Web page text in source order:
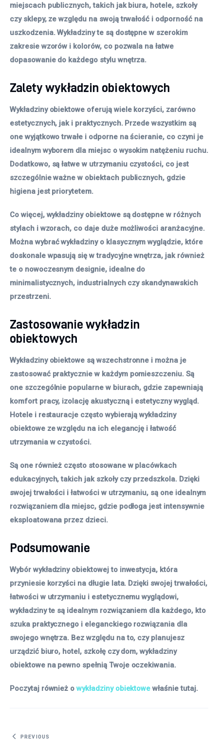
miejscach publicznych, takich jak biura, hotele, szkoły
czy sklepy, ze względu na swoją trwałość i odporność na
uszkodzenia. Wykładziny te są dostępne w szerokim
zakresie wzorów i kolorów, co pozwala na łatwe
dopasowanie do każdego stylu wnętrza.
Zalety wykładzin obiektowych
Wykładziny obiektowe oferują wiele korzyści, zarówno
estetycznych, jak i praktycznych. Przede wszystkim są
one wyjątkowo trwałe i odporne na ścieranie, co czyni je
idealnym wyborem dla miejsc o wysokim natężeniu ruchu.
Dodatkowo, są łatwe w utrzymaniu czystości, co jest
szczególnie ważne w obiektach publicznych, gdzie
higiena jest priorytetem.
Co więcej, wykładziny obiektowe są dostępne w różnych
stylach i wzorach, co daje duże możliwości aranżacyjne.
Można wybrać wykładziny o klasycznym wyglądzie, które
doskonale wpasują się w tradycyjne wnętrza, jak również
te o nowoczesnym designie, idealne do
minimalistycznych, industrialnych czy skandynawskich
przestrzeni.
Zastosowanie wykładzin
obiektowych
Wykładziny obiektowe są wszechstronne i można je
zastosować praktycznie w każdym pomieszczeniu. Są
one szczególnie popularne w biurach, gdzie zapewniają
komfort pracy, izolację akustyczną i estetyczny wygląd.
Hotele i restauracje często wybierają wykładziny
obiektowe ze względu na ich elegancję i łatwość
utrzymania w czystości.
Są one również często stosowane w placówkach
edukacyjnych, takich jak szkoły czy przedszkola. Dzięki
swojej trwałości i łatwości w utrzymaniu, są one idealnym
rozwiązaniem dla miejsc, gdzie podłoga jest intensywnie
eksploatowana przez dzieci.
Podsumowanie
Wybór wykładziny obiektowej to inwestycja, która
przyniesie korzyści na długie lata. Dzięki swojej trwałości,
łatwości w utrzymaniu i estetycznemu wyglądowi,
wykładziny te są idealnym rozwiązaniem dla każdego, kto
szuka praktycznego i eleganckiego rozwiązania dla
swojego wnętrza. Bez względu na to, czy planujesz
urządzić biuro, hotel, szkołę czy dom, wykładziny
obiektowe na pewno spełnią Twoje oczekiwania.
Poczytaj również owykładziny obiektowe właśnie tutaj.
PREVIOUS